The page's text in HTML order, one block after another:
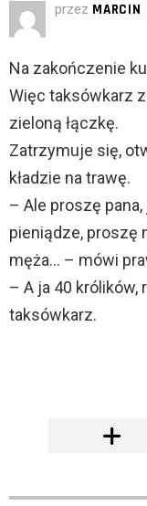
przez MARCIN
Na zakończenie
Więc taksówkarz
zieloną łączkę.
Zatrzymuje się,
kładzie na trawę.
– Ale proszę
pieniądze, proszę
męża… – mówi
– A ja 40 królików,
taksówkarz.